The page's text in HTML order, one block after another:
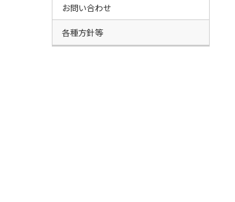
お問い合わせ
各種方針等